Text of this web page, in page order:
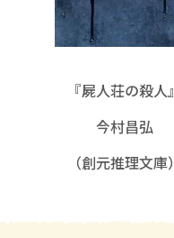
『屍人荘の殺人』
今村昌弘
（創元推理文庫）